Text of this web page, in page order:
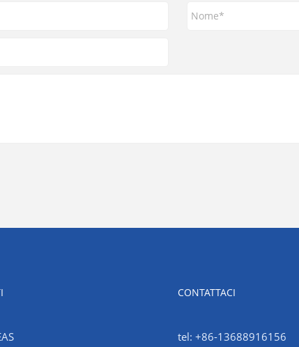
CONTATTACI
tel: +86-13688916156